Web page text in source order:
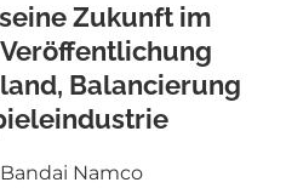
Zukunft im
Balancierung
Namco